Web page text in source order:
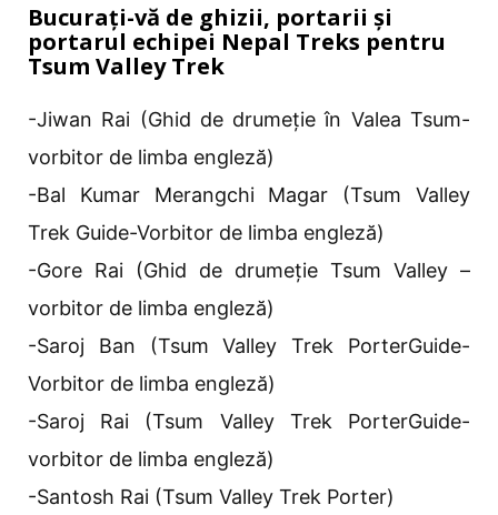
Bucurați-vă de ghizii, portarii și
portarul echipei Nepal Treks pentru
Tsum Valley Trek
-Jiwan Rai (Ghid de drumeție în Valea Tsum-
vorbitor de limba engleză)
-Bal Kumar Merangchi Magar (Tsum Valley
Trek Guide-Vorbitor de limba engleză)
-Gore Rai (Ghid de drumeție Tsum Valley –
vorbitor de limba engleză)
-Saroj Ban (Tsum Valley Trek PorterGuide-
Vorbitor de limba engleză)
-Saroj Rai (Tsum Valley Trek PorterGuide-
vorbitor de limba engleză)
-Santosh Rai (Tsum Valley Trek Porter)